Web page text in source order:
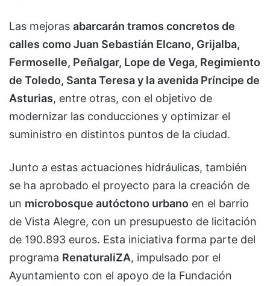
Las mejoras abarcarán tramos concretos de
calles como Juan Sebastián Elcano, Grijalba,
Fermoselle, Peñalgar, Lope de Vega, Regimiento
de Toledo, Santa Teresa y la avenida Príncipe de
Asturias, entre otras, con el objetivo de
modernizar las conducciones y optimizar el
suministro en distintos puntos de la ciudad.
Junto a estas actuaciones hidráulicas, también
se ha aprobado el proyecto para la creación de
un microbosque autóctono urbano en el barrio
de Vista Alegre, con un presupuesto de licitación
de 190.893 euros. Esta iniciativa forma parte del
programa RenaturaliZA, impulsado por el
Ayuntamiento con el apoyo de la Fundación